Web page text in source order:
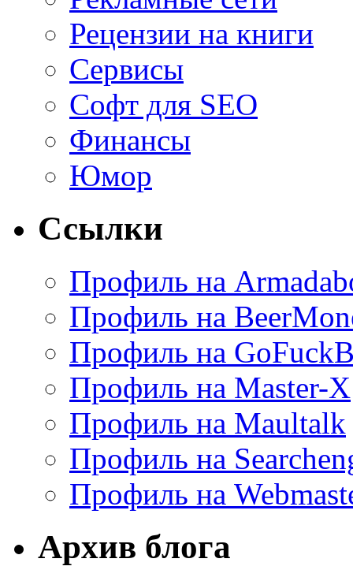
Рецензии на книги
Сервисы
Софт для SEO
Финансы
Юмор
Ссылки
Профиль на
Профиль на
Профиль на
Профиль на Master-X
Профиль на Maultalk
Профиль на
Профиль на
Архив блога